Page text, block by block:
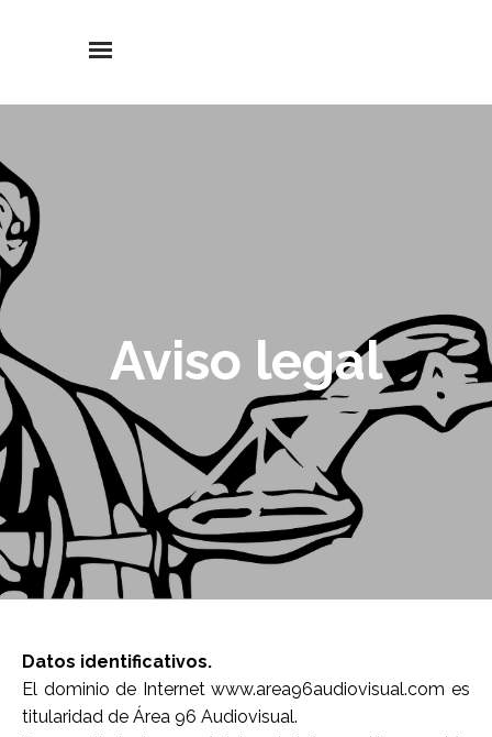
Aviso legal
Datos identificativos.
El dominio de Internet www.area96audiovisual.com es
titularidad de Área 96 Audiovisual.